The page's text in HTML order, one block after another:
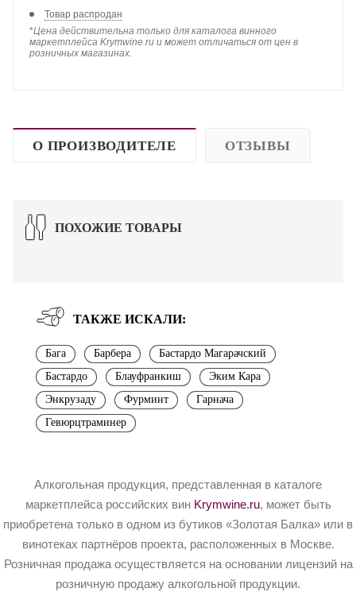
Товар распродан
*Цена действительна только для каталога винного
маркетплейса Krymwine.ru и может отличаться от цен в
розничных магазинах.
О ПРОИЗВОДИТЕЛЕ ОТЗЫВЫ
ПОХОЖИЕ ТОВАРЫ
ТАКЖЕ ИСКАЛИ:
Бага Барбера
Бастардо Магарачский
Бастардо
Блауфранкиш
Эким Кара
Энкрузаду
Фурминт
Гарнача
Гевюрцтраминер
Алкогольная продукция, представленная в каталоге
маркетплейса российских вин Krymwine.ru, может быть
приобретена только в одном из бутиков «Золотая Балка» или в
винотеках партнёров проекта, расположенных в Москве.
Розничная продажа осуществляется на основании лицензий на
розничную продажу алкогольной продукции.